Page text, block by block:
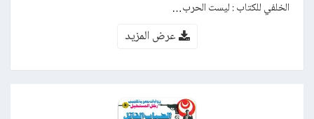
الخلفي للكتاب : ليست الحرب…
عرض المزيد